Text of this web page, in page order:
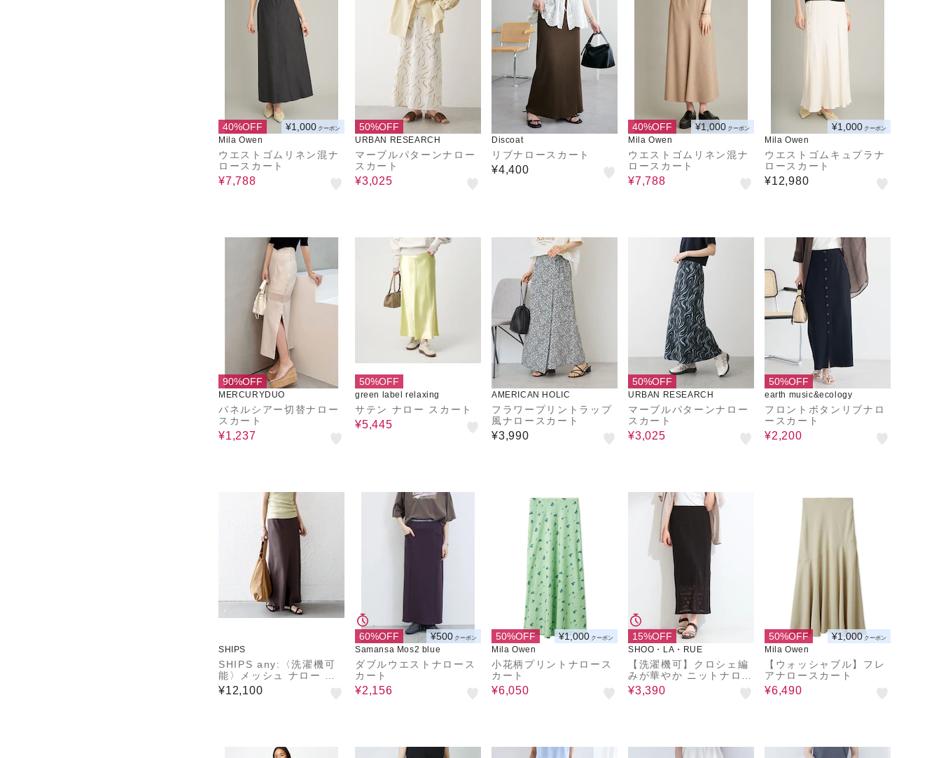
40%OFF ¥1,000 クーポン
Mila Owen
ウエストゴムリネン混ナ
ロースカート
¥7,788
50%OFF
URBAN RESEARCH
マーブルパターンナロー
スカート
¥3,025
Discoat
リブナロースカート
¥4,400
40%OFF ¥1,000 クーポン
Mila Owen
ウエストゴムリネン混ナ
ロースカート
¥7,788
¥1,000 クーポン
Mila Owen
ウエストゴムキュプラナ
ロースカート
¥12,980
90%OFF
MERCURYDUO
パネルシアー切替ナロー
スカート
¥1,237
50%OFF
green label relaxing
サテン ナロー スカート
¥5,445
AMERICAN HOLIC
フラワープリントラップ
風ナロースカート
¥3,990
50%OFF
URBAN RESEARCH
マーブルパターンナロー
スカート
¥3,025
50%OFF
earth music&ecology
フロントボタンリブナロ
ースカート
¥2,200
SHIPS
SHIPS any:〈洗濯機可
能〉メッシュ ナロー ス
カート
¥12,100
60%OFF ¥500 クーポン
Samansa Mos2 blue
ダブルウエストナロース
カート
¥2,156
50%OFF ¥1,000 クーポン
Mila Owen
小花柄プリントナロース
カート
¥6,050
15%OFF
SHOO・LA・RUE
【洗濯機可】クロシェ編
みが華やか ニットナロー
スカート
¥3,390
50%OFF ¥1,000 クーポン
Mila Owen
【ウォッシャブル】フレ
アナロースカート
¥6,490